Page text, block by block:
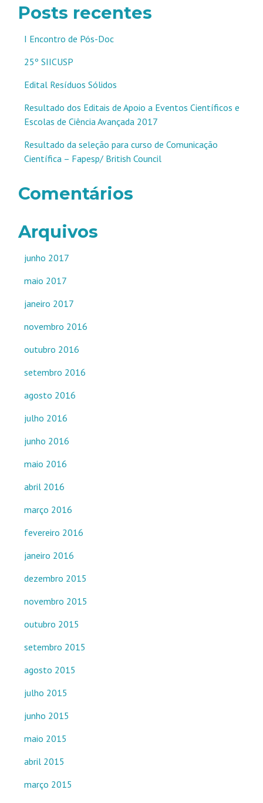
Posts recentes
I Encontro de Pós-Doc
25º SIICUSP
Edital Resíduos Sólidos
Resultado dos Editais de Apoio a Eventos Científicos e
Escolas de Ciência Avançada 2017
Resultado da seleção para curso de Comunicação
Científica – Fapesp/ British Council
Comentários
Arquivos
junho 2017
maio 2017
janeiro 2017
novembro 2016
outubro 2016
setembro 2016
agosto 2016
julho 2016
junho 2016
maio 2016
abril 2016
março 2016
fevereiro 2016
janeiro 2016
dezembro 2015
novembro 2015
outubro 2015
setembro 2015
agosto 2015
julho 2015
junho 2015
maio 2015
abril 2015
março 2015